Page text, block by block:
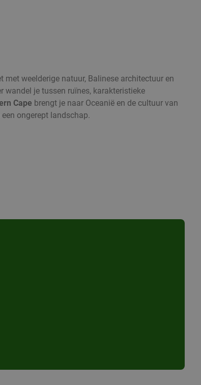
weelderige natuur, Balinese architectuur en
je tussen ruïnes, karakteristieke
Cape brengt je naar Oceanië en de cultuur van
ongerept landschap.